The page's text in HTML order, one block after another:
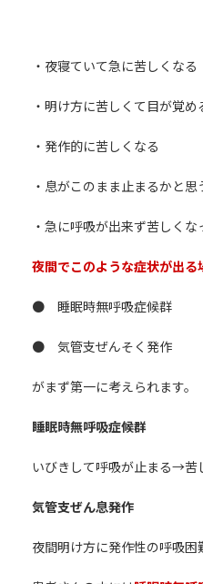
・夜寝ていて急に苦しくなる
・明け方に苦しくて目が覚め
・発作的に苦しくなる
・息がこのまま止まるかと思
・急に呼吸が出来ず苦しくな
夜間でこのような症状が出る
● 睡眠時無呼吸症候群
● 気管支ぜんそく発作
がまず第一に考えられます。
睡眠時無呼吸症候群
いびきして呼吸が止まる→苦
気管支ぜん息発作
夜間明け方に発作性の呼吸困